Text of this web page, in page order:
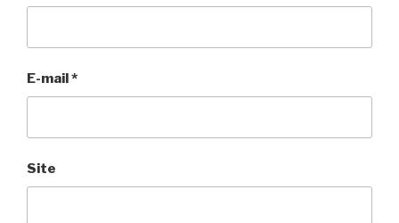
E-mail *
Site